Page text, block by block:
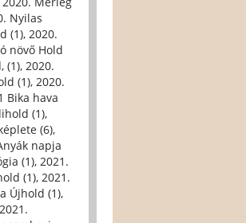
Nyilas
(1), 2020.
növő Hold
(1), 2020.
(1), 2020.
Bika hava
(1),
(6),
napja
(1), 2021.
(1), 2021.
Újhold (1),
2021.